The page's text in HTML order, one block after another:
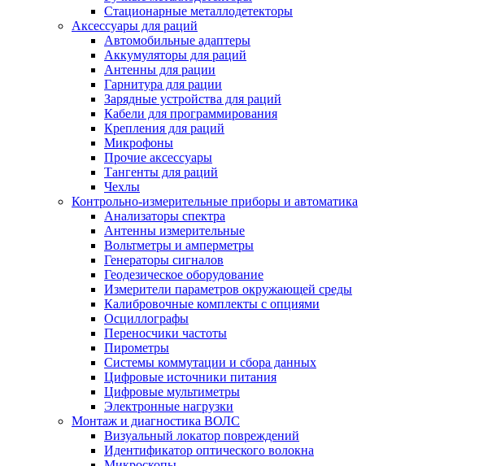
Стационарные металлодетекторы
Аксессуары для раций
Автомобильные адаптеры
Аккумуляторы для раций
Антенны для рации
Гарнитура для рации
Зарядные устройства для раций
Кабели для программирования
Крепления для раций
Микрофоны
Прочие аксессуары
Тангенты для раций
Чехлы
Контрольно-измерительные приборы и автоматика
Анализаторы спектра
Антенны измерительные
Вольтметры и амперметры
Генераторы сигналов
Геодезическое оборудование
Измерители параметров окружающей среды
Калибровочные комплекты с опциями
Осциллографы
Переносчики частоты
Пирометры
Системы коммутации и сбора данных
Цифровые источники питания
Цифровые мультиметры
Электронные нагрузки
Монтаж и диагностика ВОЛС
Визуальный локатор повреждений
Идентификатор оптического волокна